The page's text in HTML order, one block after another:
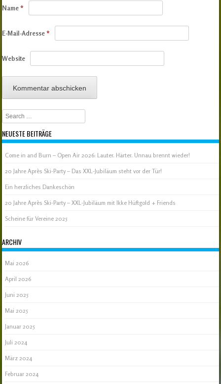
Name*
E-Mail-Adresse*
Website
Search
NEUESTE BEITRÄGE
Come in and Burn – Open Air 2026: Lauter. Härter. Unnau brennt wieder!
20 Jahre Après Ski-Party – Das XXL-Jubiläum steht vor der Tür!
Ein herzliches Dankeschön
20 Jahre Après Ski-Party – XXL-Jubiläum mit Ikke Hüftgold + Friends
Scheine für Vereine 2025
ARCHIV
Mai 2026
April 2026
Juni 2025
Mai 2025
Januar 2025
Juli 2024
März 2024
Februar 2024